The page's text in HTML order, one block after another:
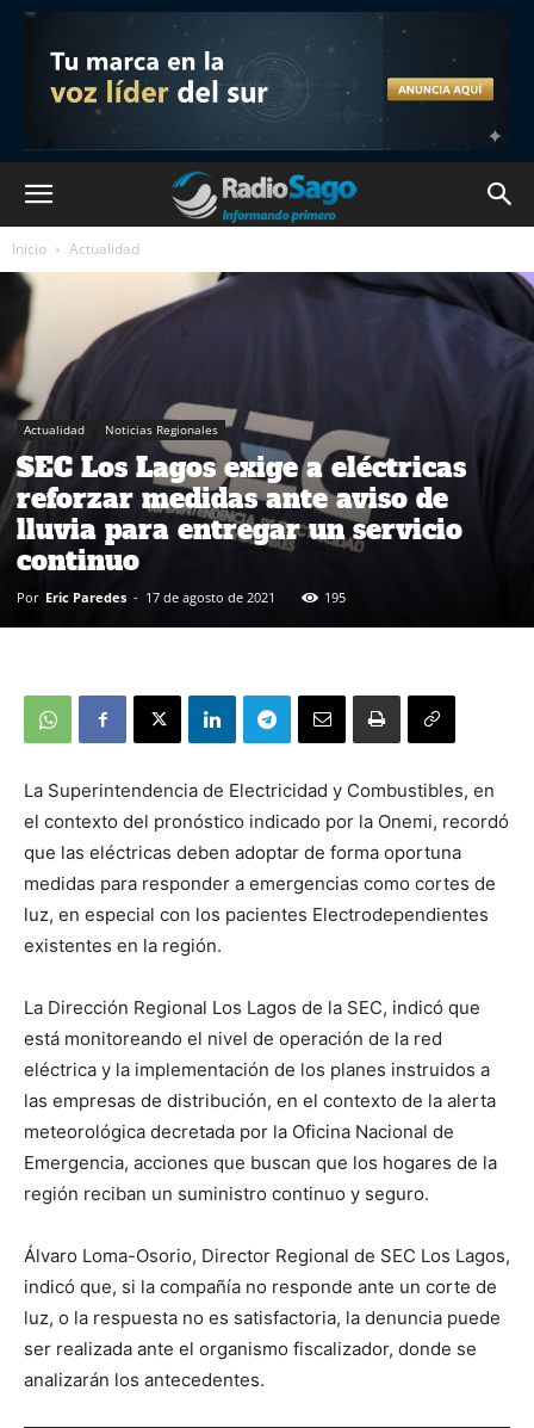
Inicio Actualidad
Actualidad Noticias Regionales
SEC Los Lagos exige a eléctricas
reforzar medidas ante aviso de
lluvia para entregar un servicio
continuo
Por Eric Paredes - 17 de agosto de 2021 195
La Superintendencia de Electricidad y Combustibles, en
el contexto del pronóstico indicado por la Onemi, recordó
que las eléctricas deben adoptar de forma oportuna
medidas para responder a emergencias como cortes de
luz, en especial con los pacientes Electrodependientes
existentes en la región.
La Dirección Regional Los Lagos de la SEC, indicó que
está monitoreando el nivel de operación de la red
eléctrica y la implementación de los planes instruidos a
las empresas de distribución, en el contexto de la alerta
meteorológica decretada por la Oficina Nacional de
Emergencia, acciones que buscan que los hogares de la
región reciban un suministro continuo y seguro.
Álvaro Loma-Osorio, Director Regional de SEC Los Lagos,
indicó que, si la compañía no responde ante un corte de
luz, o la respuesta no es satisfactoria, la denuncia puede
ser realizada ante el organismo fiscalizador, donde se
analizarán los antecedentes.